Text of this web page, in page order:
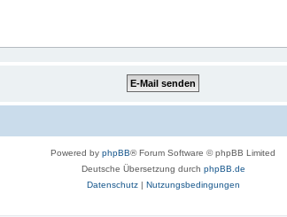
Powered by phpBB® Forum Software © phpBB Limited
Deutsche Übersetzung durch phpBB.de
Datenschutz| Nutzungsbedingungen